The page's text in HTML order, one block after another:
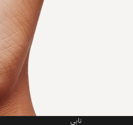
تابي